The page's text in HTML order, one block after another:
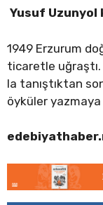
Yusuf Uzunyol
1949 Erzurum
ticaretle uğraştı.
la tanıştıktan
öyküler yazmaya